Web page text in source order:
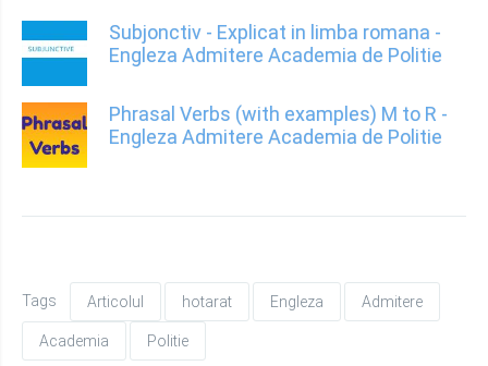
Subjonctiv - Explicat in limba romana -
Engleza Admitere Academia de Politie
Phrasal Verbs (with examples) M to R -
Engleza Admitere Academia de Politie
Tags Articolul hotarat Engleza Admitere
Academia Politie